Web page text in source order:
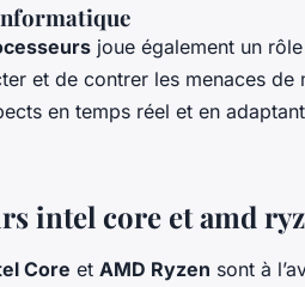
joue également un
et de contrer les menaces
en temps réel et en
intel core et amd
Core et AMD Ryzen sont à